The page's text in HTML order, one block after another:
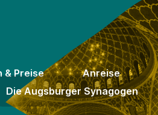
Preise
Anreise
Die Augsburger Synagogen